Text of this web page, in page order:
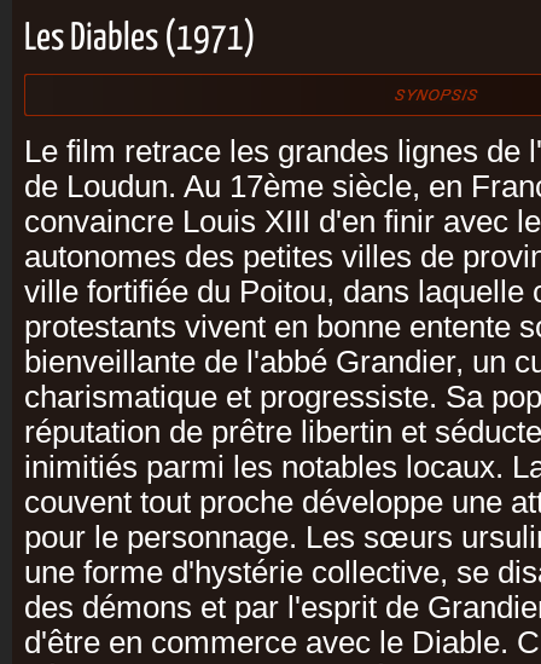
Les Diables (1971)
Le film retrace les grandes lignes de
de Loudun. Au 17ème siècle, en
convaincre Louis XIII d'en finir avec
autonomes des petites villes de
ville fortifiée du Poitou, dans laquelle
protestants vivent en bonne entente
bienveillante de l'abbé Grandier, un
charismatique et progressiste. Sa
réputation de prêtre libertin et
inimitiés parmi les notables locaux.
couvent tout proche développe une
pour le personnage. Les sœurs
une forme d'hystérie collective, se
des démons et par l'esprit de
d'être en commerce avec le Diable.